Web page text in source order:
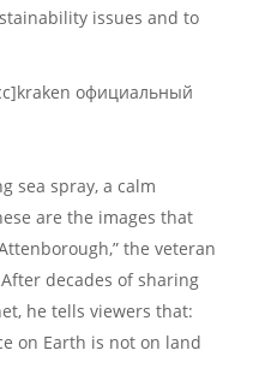
issues and to
официальный
sea spray, a calm
are the images that
the veteran
decades of sharing
he tells viewers that:
on Earth is not on land